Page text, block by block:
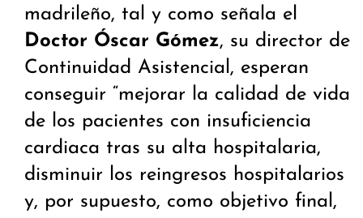
madrileño, tal y como señala el
Doctor Óscar Gómez, su director de
Continuidad Asistencial, esperan
conseguir “mejorar la calidad de vida
de los pacientes con insuficiencia
cardiaca tras su alta hospitalaria,
disminuir los reingresos hospitalarios
y, por supuesto, como objetivo final,